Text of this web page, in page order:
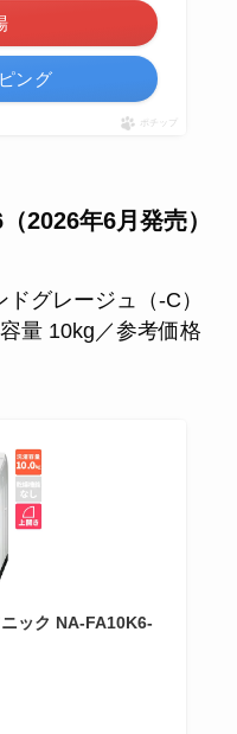
ング
ポチップ
2026年6月発売）
グレージュ（-C）
量 10kg／参考価格
ック NA-FA10K6-